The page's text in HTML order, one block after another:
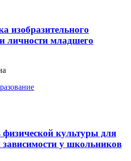
изобразительного
личности младшего
физической культуры для
у школьников